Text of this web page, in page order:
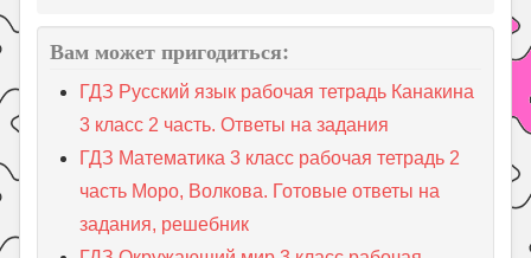
Вам может пригодиться:
ГДЗ Русский язык рабочая тетрадь Канакина
3 класс 2 часть. Ответы на задания
ГДЗ Математика 3 класс рабочая тетрадь 2
часть Моро, Волкова. Готовые ответы на
задания, решебник